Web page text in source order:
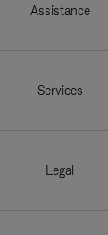
Assistance
Services
Legal